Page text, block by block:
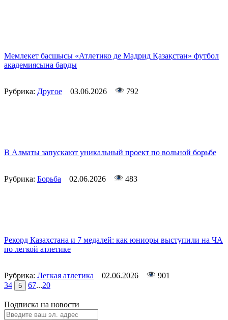
Мемлекет басшысы «Атлетико де Мадрид Қазақстан» футбол
академиясына барды
Рубрика: Другое 03.06.2026 792
В Алматы запускают уникальный проект по вольной борьбе
Рубрика: Борьба 02.06.2026 483
Рекорд Казахстана и 7 медалей: как юниоры выступили на ЧА
по легкой атлетике
Рубрика: Легкая атлетика 02.06.2026
901
34 5 67...20
Подписка на новости